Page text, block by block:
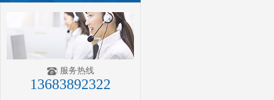
服务热线
13683892322